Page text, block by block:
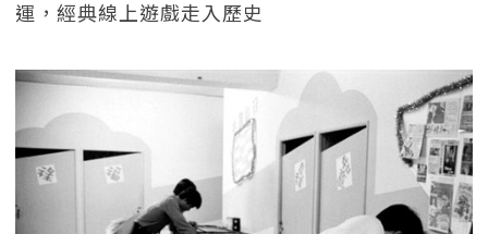
運，經典線上遊戲走入歷史